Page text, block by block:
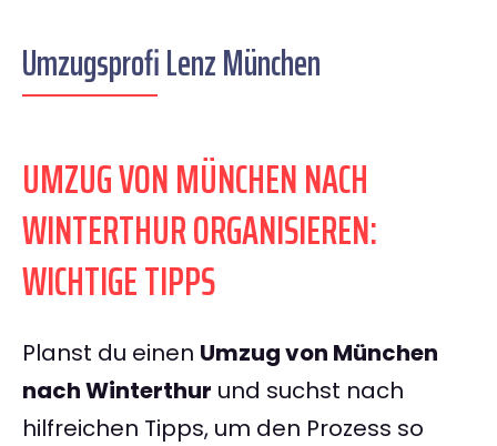
Umzugsprofi Lenz München
UMZUG VON MÜNCHEN NACH
WINTERTHUR ORGANISIEREN:
WICHTIGE TIPPS
Planst du einen Umzug von München
nach Winterthur und suchst nach
hilfreichen Tipps, um den Prozess so